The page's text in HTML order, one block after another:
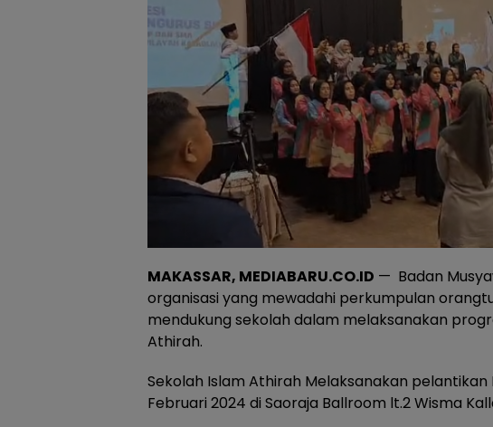
MAKASSAR, MEDIABARU.CO.ID — Badan
organisasi yang mewadahi perkumpulan
mendukung sekolah dalam melaksanakan
Athirah.
Sekolah Islam Athirah Melaksanakan pelantikan
Februari 2024 di Saoraja Ballroom lt.2 Wisma